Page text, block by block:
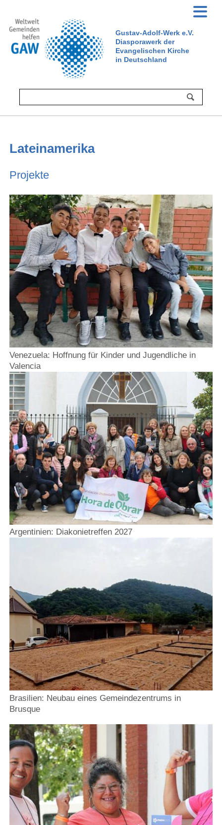
Gustav-Adolf-Werk e.V.
Diasporawerk der
Evangelischen Kirche
in Deutschland
Lateinamerika
Projekte
Venezuela: Hoffnung für Kinder und Jugendliche in
Valencia
Argentinien: Diakonietreffen 2027
Brasilien: Neubau eines Gemeindezentrums in
Brusque